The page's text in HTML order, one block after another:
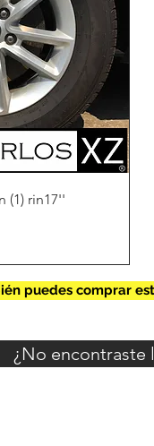
(1) rin17''
puedes comprar
¿No encontraste